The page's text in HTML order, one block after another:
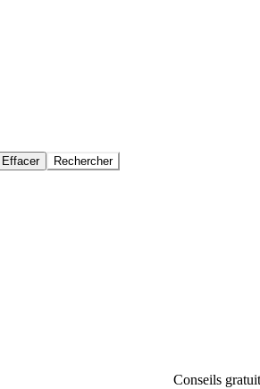
Effacer Rechercher
Conseils